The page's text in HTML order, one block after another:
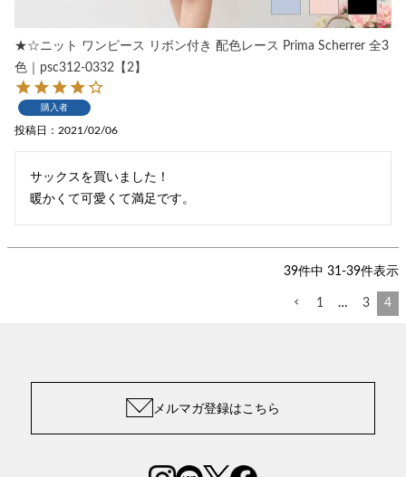
★☆ニット ワンピース リボン付き 配色レース Prima Scherrer 全3
色｜psc312-0332【2】
購入者
投稿日 2021/02/06
サックスを買いました！
暖かくて可愛くて満足です。
39件中 31-39件表示
1 … 3 4
メルマガ登録はこちら